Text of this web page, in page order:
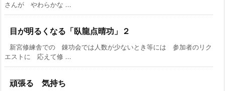
さんが やわらかな ...
目が明るくなる「臥龍点晴功」２
新宮修練舎での 錬功会では人数が少ないとき等には 参加者のリク
エストに 応えて修 ...
頑張る 気持ち